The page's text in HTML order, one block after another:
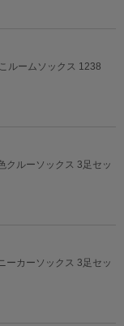
ルームソックス 1238
クルーソックス 3足セッ
ーカーソックス 3足セッ